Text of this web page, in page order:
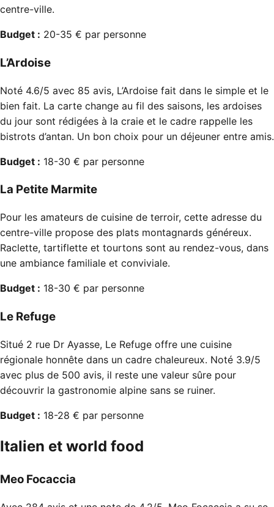
centre-ville.
Budget : 20-35 € par personne
L’Ardoise
Noté 4.6/5 avec 85 avis, L’Ardoise fait dans le simple et le
bien fait. La carte change au fil des saisons, les ardoises
du jour sont rédigées à la craie et le cadre rappelle les
bistrots d’antan. Un bon choix pour un déjeuner entre amis.
Budget : 18-30 € par personne
La Petite Marmite
Pour les amateurs de cuisine de terroir, cette adresse du
centre-ville propose des plats montagnards généreux.
Raclette, tartiflette et tourtons sont au rendez-vous, dans
une ambiance familiale et conviviale.
Budget : 18-30 € par personne
Le Refuge
Situé 2 rue Dr Ayasse, Le Refuge offre une cuisine
régionale honnête dans un cadre chaleureux. Noté 3.9/5
avec plus de 500 avis, il reste une valeur sûre pour
découvrir la gastronomie alpine sans se ruiner.
Budget : 18-28 € par personne
Italien et world food
Meo Focaccia